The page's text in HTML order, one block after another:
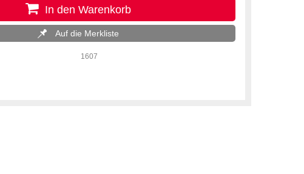
In den Warenkorb
Auf die Merkliste
1607